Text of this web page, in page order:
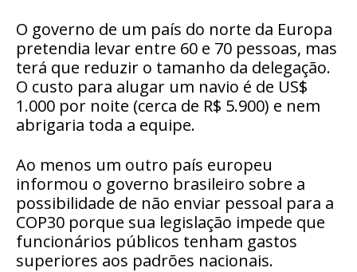
O governo de um país do norte da Europa
pretendia levar entre 60 e 70 pessoas, mas
terá que reduzir o tamanho da delegação.
O custo para alugar um navio é de US$
1.000 por noite (cerca de R$ 5.900) e nem
abrigaria toda a equipe.
Ao menos um outro país europeu
informou o governo brasileiro sobre a
possibilidade de não enviar pessoal para a
COP30 porque sua legislação impede que
funcionários públicos tenham gastos
superiores aos padrões nacionais.